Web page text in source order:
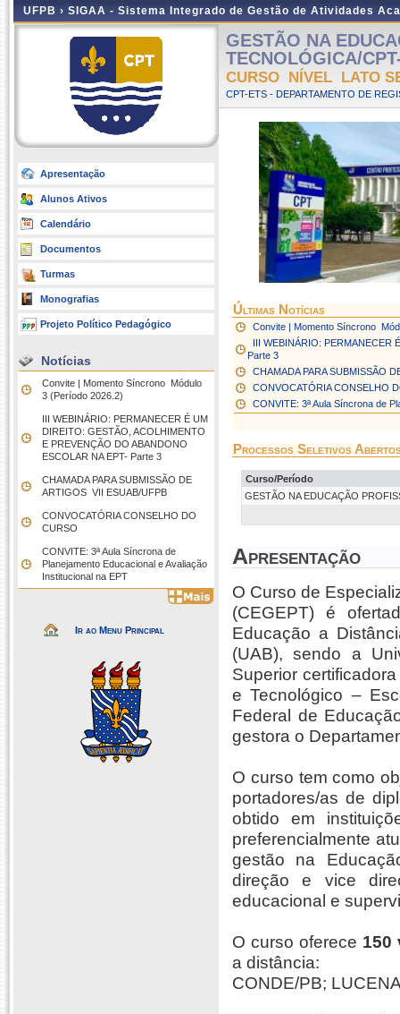
UFPB › SIGAA - Sistema Integrado de Gestão de Atividades
Apresentação
Alunos Ativos
Calendário
Documentos
Turmas
Monografias
Projeto Político Pedagógico
Notícias
Convite | Momento Síncrono  Módulo
3 (Período 2026.2)
III WEBINÁRIO: PERMANECER É UM
DIREITO: GESTÃO, ACOLHIMENTO
E PREVENÇÃO DO ABANDONO
ESCOLAR NA EPT- Parte 3
CHAMADA PARA SUBMISSÃO DE
ARTIGOS  VII ESUAB/UFPB
CONVOCATÓRIA CONSELHO DO
CURSO
CONVITE: 3ª Aula Síncrona de
Planejamento Educacional e Avaliação
Institucional na EPT
Ir ao Menu Principal
GESTÃO NA
TECNOLÓGICA/
CURSO NÍVEL LATO
CPT-ETS - DEPARTAMENTO DE
Últimas Notícias
Convite | Momento Síncrono 
III WEBINÁRIO: PERMANECER
Parte 3
CHAMADA PARA SUBMISSÃO
CONVOCATÓRIA CONSELHO
CONVITE: 3ª Aula Síncrona de
Processos Seletivos
Curso/Período
GESTÃO NA EDUCAÇÃO
Apresentação
O Curso de
(CEGEPT) é
Educação a
(UAB), sendo a
Superior
e Tecnológico –
Federal de
gestora o
O curso tem como
portadores/as de
obtido em
preferencialmente
gestão na
direção e vice
educacional e
O curso oferece 150
a distância:
CONDE/PB;